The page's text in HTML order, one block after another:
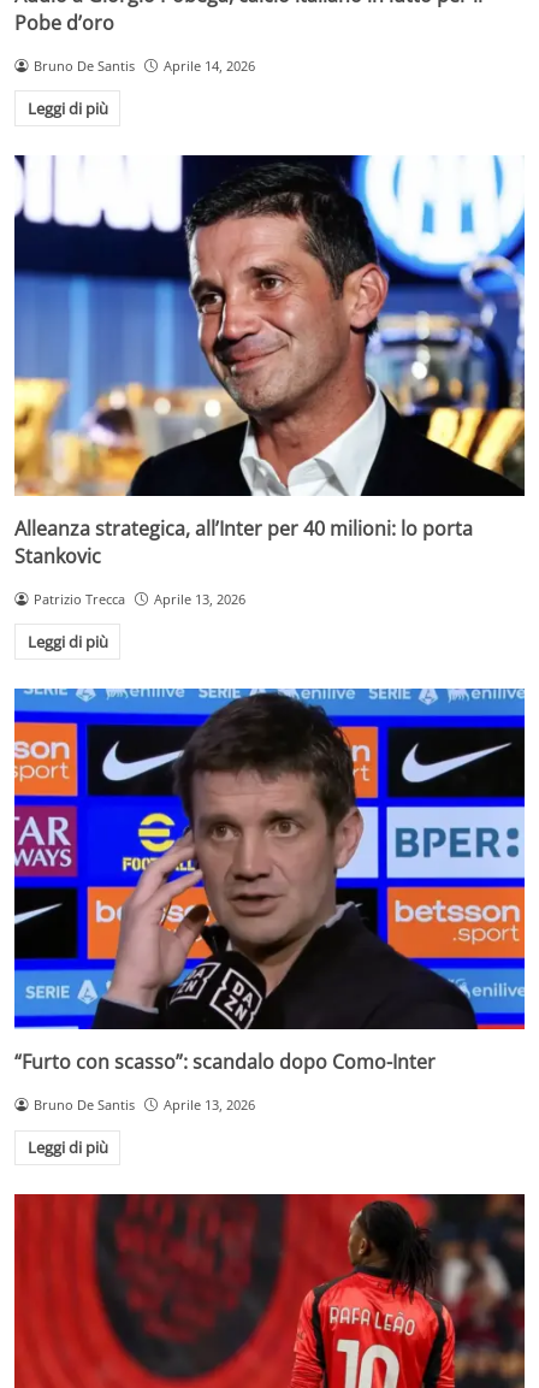
Pobe d’oro
Bruno De Santis Aprile 14, 2026
Leggi di più
Alleanza strategica, all’Inter per 40 milioni: lo porta
Stankovic
Patrizio Trecca Aprile 13, 2026
Leggi di più
“Furto con scasso”: scandalo dopo Como-Inter
Bruno De Santis Aprile 13, 2026
Leggi di più